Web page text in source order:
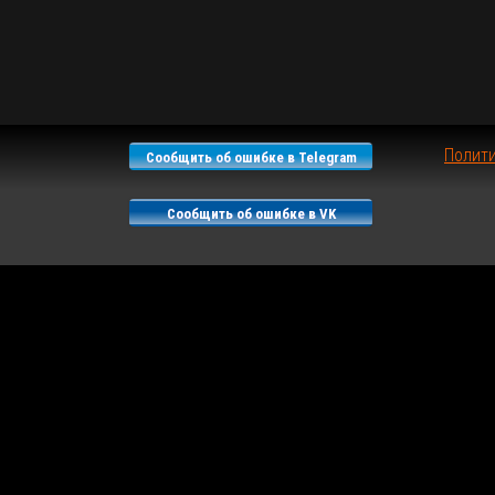
Сообщить об ошибке в Telegram
Сообщить об ошибке в VK